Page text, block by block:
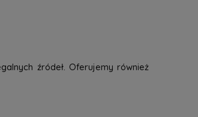
źródeł. Oferujemy również